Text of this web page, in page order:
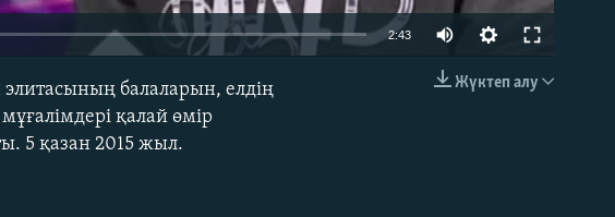
EMBED
2:43
Жүктеп алу
балаларын, елдің
қалай өмір
5 қазан 2015 жыл.